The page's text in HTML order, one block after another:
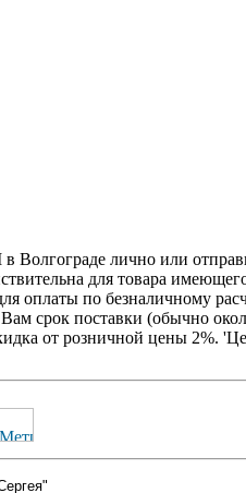
лично или
для товара
оплаты по безналичному
срок поставки (обычно
от розничной цены 2%.